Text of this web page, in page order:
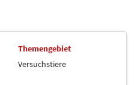
Themengebiet
Versuchstiere